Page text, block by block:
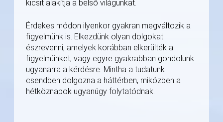
kicsit alakítja a belső világunkat.
Érdekes módon ilyenkor gyakran megváltozik a
figyelmünk is. Elkezdünk olyan dolgokat
észrevenni, amelyek korábban elkerülték a
figyelmünket, vagy egyre gyakrabban gondolunk
ugyanarra a kérdésre. Mintha a tudatunk
csendben dolgozna a háttérben, miközben a
hétköznapok ugyanúgy folytatódnak.